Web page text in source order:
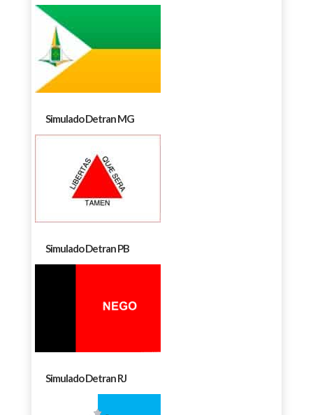
Simulado Detran MG
Simulado Detran PB
Simulado Detran RJ